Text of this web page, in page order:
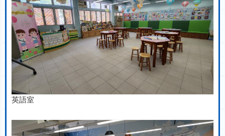
英語室